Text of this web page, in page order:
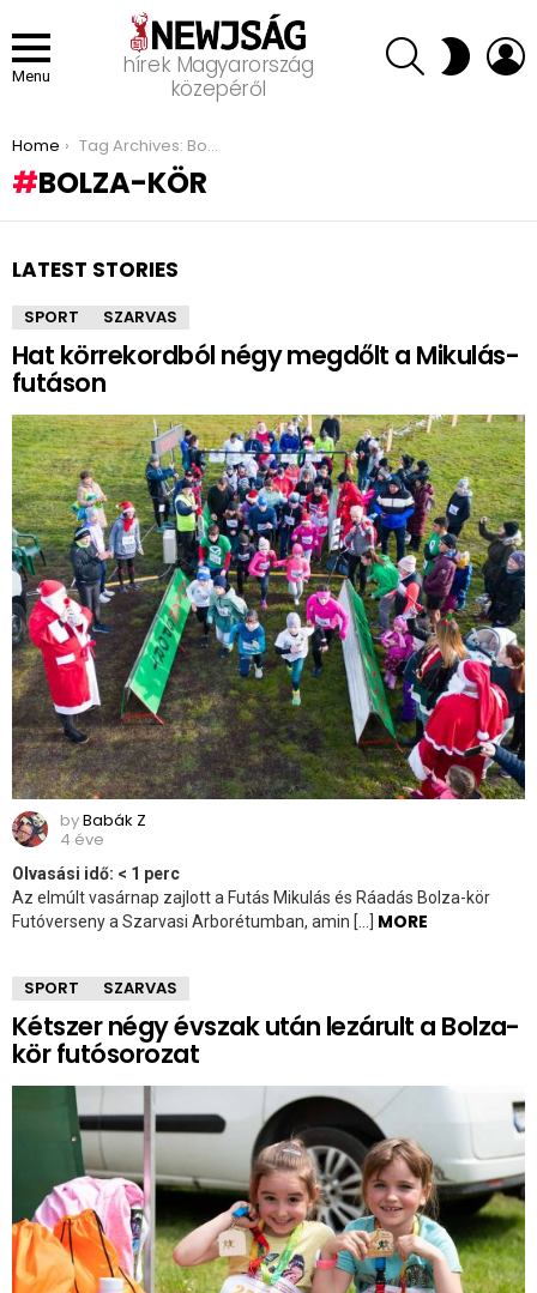
Menu
hírek Magyarország
közepéről
SEARCH SWITCH
SKIN
You are here:
Home Tag Archives: Bolza-kör
BOLZA-KÖR
LATEST STORIES
SPORT SZARVAS
Hat körrekordból négy megdőlt a Mikulás-
futáson
byBabák Z
4 éve
Olvasási idő: < 1 perc
Az elmúlt vasárnap zajlott a Futás Mikulás és Ráadás Bolza-kör
Futóverseny a Szarvasi Arborétumban, amin […] MORE
SPORT SZARVAS
Kétszer négy évszak után lezárult a Bolza-
kör futósorozat